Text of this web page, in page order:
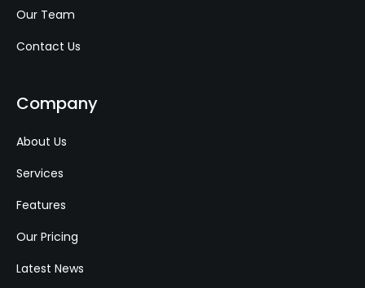
Our Team
Contact Us
Company
About Us
Services
Features
Our Pricing
Latest News